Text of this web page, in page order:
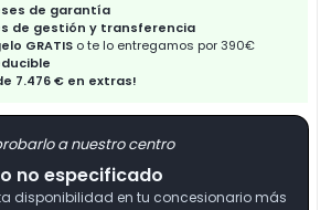
de garantía
de gestión y transferencia
GRATIS o te lo entregamos por 390€
7.476 € en extras!
a nuestro centro
no especificado
disponibilidad en tu concesionario más